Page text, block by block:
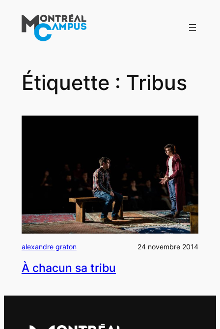
contenu
Étiquette : Tribus
alexandre graton 24 novembre 2014
À chacun sa tribu